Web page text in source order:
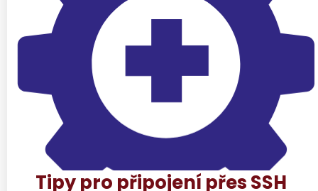
Tipy pro připojení přes SSH